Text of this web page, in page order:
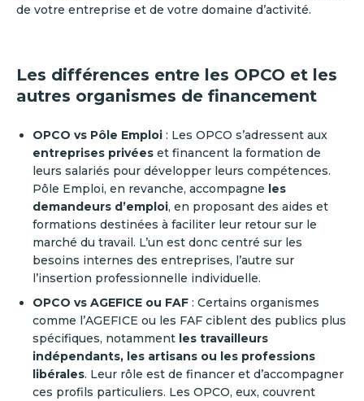
de votre entreprise et de votre domaine d’activité.
Les différences entre les OPCO et les
autres organismes de financement
OPCO vs Pôle Emploi : Les OPCO s’adressent aux
entreprises privées et financent la formation de
leurs salariés pour développer leurs compétences.
Pôle Emploi, en revanche, accompagne les
demandeurs d’emploi, en proposant des aides et
formations destinées à faciliter leur retour sur le
marché du travail. L’un est donc centré sur les
besoins internes des entreprises, l’autre sur
l’insertion professionnelle individuelle.
OPCO vs AGEFICE ou FAF : Certains organismes
comme l’AGEFICE ou les FAF ciblent des publics plus
spécifiques, notamment les travailleurs
indépendants, les artisans ou les professions
libérales. Leur rôle est de financer et d’accompagner
ces profils particuliers. Les OPCO, eux, couvrent